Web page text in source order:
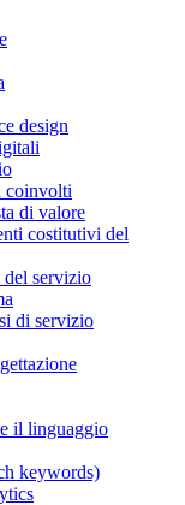
design
coinvolti
di valore
costitutivi del
servizio
di servizio
il linguaggio
keywords)